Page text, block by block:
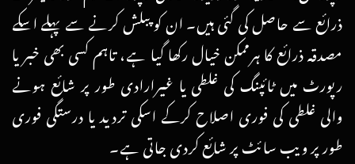
ذرائع سے حاصل کی گئی ہیں۔ ان کو پبلش کرنے سے پہلے اسکے
مصدقہ ذرائع کا ہرممکن خیال رکھا گیا ہے، تاہم کسی بھی خبر یا
رپورٹ میں ٹائپنگ کی غلطی یا غیرارادی طور پر شائع ہونے
والی غلطی کی فوری اصلاح کرکے اسکی تردید یا درستگی فوری
طور پر ویب سائٹ پر شائع کردی جاتی ہے۔